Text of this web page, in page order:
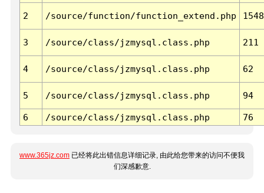
2 /source/function/function_extend.php 1548
3 /source/class/jzmysql.class.php 211
4 /source/class/jzmysql.class.php 62
5 /source/class/jzmysql.class.php 94
6 /source/class/jzmysql.class.php 76
www.365jz.com 已经将此出错信息详细记录, 由此给您带来的访问不便我
们深感歉意.